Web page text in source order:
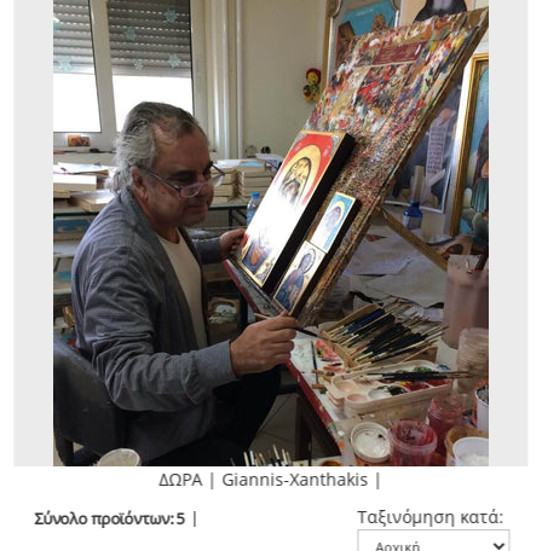
ΔΩΡΑ | Giannis-Xanthakis |
Σύνολο προϊόντων: 5 Ταξινόμηση κατά: